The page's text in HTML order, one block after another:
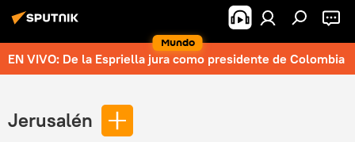
Mundo
EN VIVO: De la Espriella jura como presidente de Colombia
Jerusalén